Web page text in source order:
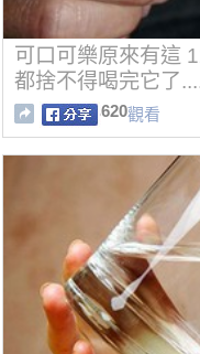
可口可樂原來有這
都捨不得喝完它了
620觀看